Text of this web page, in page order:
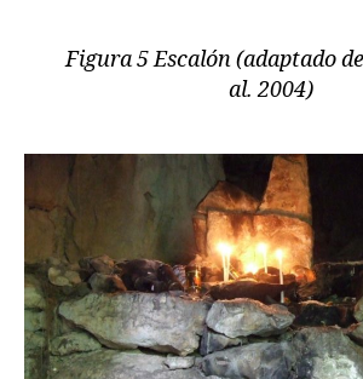
Figura 5 Escalón (adaptado
al. 2004)